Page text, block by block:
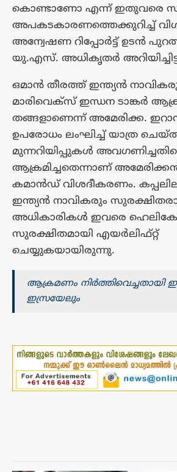
കൊണ്ടാണോ എന്ന് ഇതുവരെ
അപകടകാരണത്തെക്കുറിച്ച്
അന്വേഷണ റിപ്പോർട്ട് ഉടൻ
യു.എസ്. അധികൃതർ
ഒമാൻ തീരത്ത് ഇന്ത്യൻ
മാരിവെക്സ് ഇന്ധന ടാങ്കർ
തങ്ങളാണെന്ന് അമേരിക്ക.
ഉപരോധം ലംഘിച്ച് യാത്ര
മുന്നറിയിപ്പുകൾ
ആക്രമിച്ചതെന്നാണ്
കമാൻഡ് വിശദീകരണം.
ഇന്ത്യൻ നാവികരും
അധികാരികൾ ഇവരെ
സുരക്ഷിതമായി എയർലിഫ്റ്റ്
ചെയ്യുകയായിരുന്നു.
ആക്രമണം നിർത്തിവെച്ചതായി
ഇസ്രയേലും